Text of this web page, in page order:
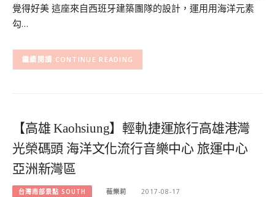
覺得好美 這座來自⻄班牙建築團隊的設計，運用用海洋元素
勾…
CONTINUE READING
【高雄 Kaohsiung】輕軌捷運旅行高雄港灣
光榮碼頭 海洋文化流行音樂中心 旅運中心
亞洲新灣區
台灣南部景點 SOUTH 薇樂莉 2017-08-17